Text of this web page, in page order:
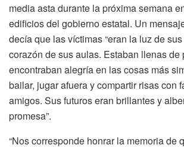
media asta durante la próxima semana
edificios del gobierno estatal. Un
decía que las víctimas “eran la luz de
corazón de sus aulas. Estaban llenas de
encontraban alegría en las cosas más
bailar, jugar afuera y compartir risas con
amigos. Sus futuros eran brillantes y
promesa”.
“Nos corresponde honrar la memoria de